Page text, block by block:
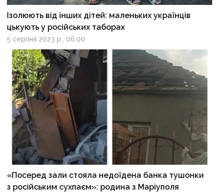
Ізолюють від інших дітей: маленьких українців
цькують у російських таборах
5 серпня 2023 р., 06:00
«Посеред зали стояла недоїдена банка тушонки
з російським сухпаєм»: родина з Маріуполя